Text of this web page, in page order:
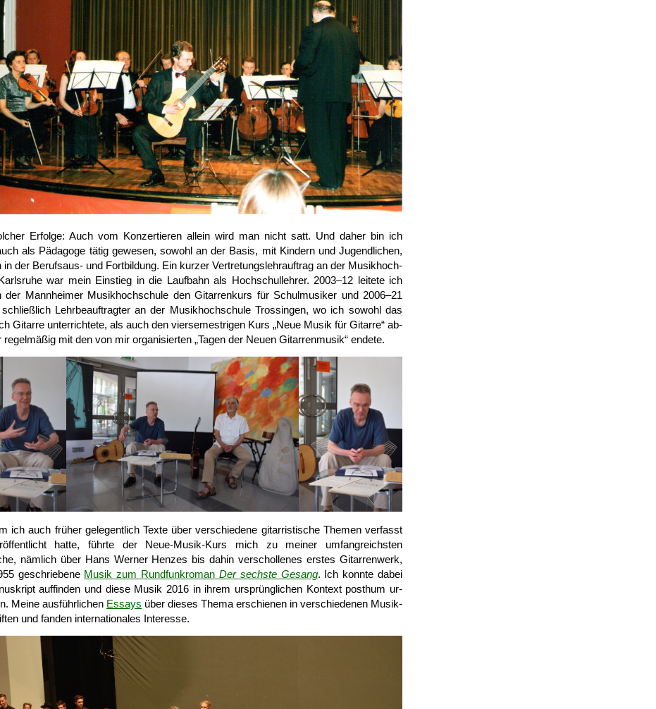
Erfolge: Auch vom Kon­zertieren allein wird man nicht satt. Und daher bin ich
als Pädagoge tätig gewesen, sowohl an der Basis, mit Kindern und Jugendlichen,
in der Berufs­aus- und Fort­bildung. Ein kurzer Vertretungs­lehr­auftrag an der Musik­hoch­
war mein Ein­stieg in die Lauf­bahn als Hoch­schul­lehrer. 2003–12 leitete ich
der Mann­heimer Musik­hoch­schule den Gitarren­kurs für Schul­musiker und 2006–21
Lehr­beauftragter an der Musik­hoch­schule Trossingen, wo ich sowohl das
Gitarre unter­richtete, als auch den vier­semestrigen Kurs „Neue Musik für Gitarre“ ab­
regel­mäßig mit den von mir organisierten „Tagen der Neuen Gitarren­musik“ endete.
ich auch früher gelegentlich Texte über ver­schiedene gitarristische Themen ver­fasst
hatte, führte der Neue-Musik-Kurs mich zu meiner umfang­reichsten
nämlich über Hans Werner Henzes bis dahin ver­schollenes erstes Gitarren­werk,
ge­schriebene Musik zum Rund­funk­roman Der sechste Gesang. Ich konnte dabei
auf­finden und diese Musik 2016 in ihrem ur­sprünglichen Kontext posthum ur­
Meine aus­führlichen Essays über dieses Thema erschienen in ver­schiedenen Musik­
und fanden inter­natio­nales Interesse.